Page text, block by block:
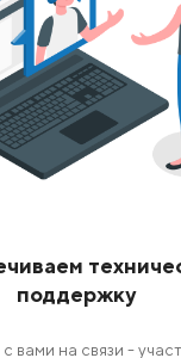
поддержку
вами на связи -